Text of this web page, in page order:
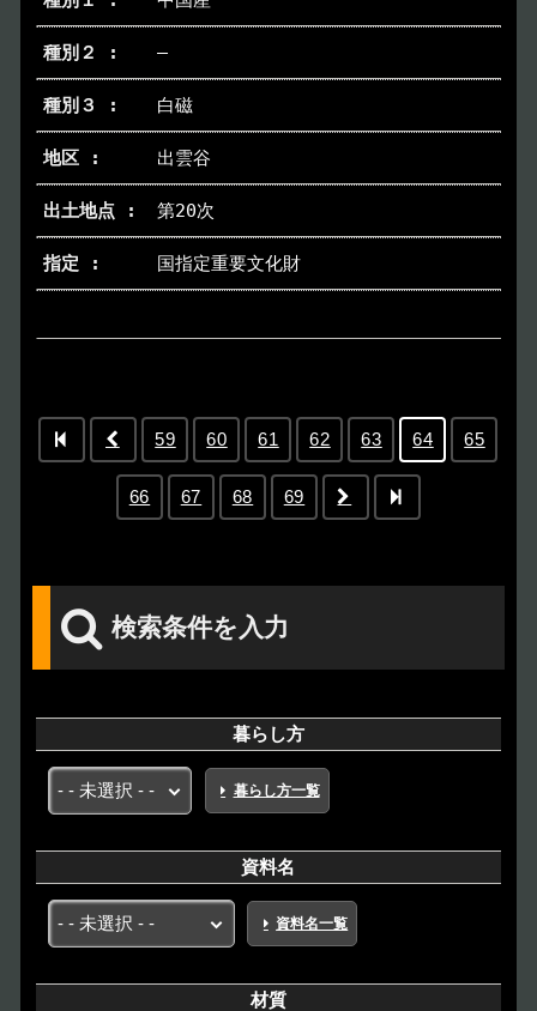
―
白磁
出雲谷
第20次
国指定重要文化財
59 60 61 62 63 64 65
66 67 68 69
検索条件を入力
暮らし方
暮らし方一覧
資料名
資料名一覧
材質